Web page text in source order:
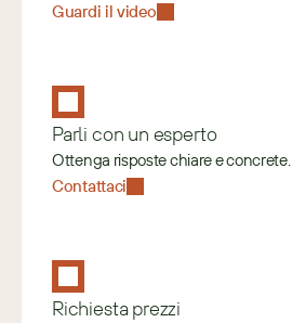
Guardi il video
Parli con un esperto
Ottenga risposte chiare e concrete.
Contattaci
Richiesta prezzi